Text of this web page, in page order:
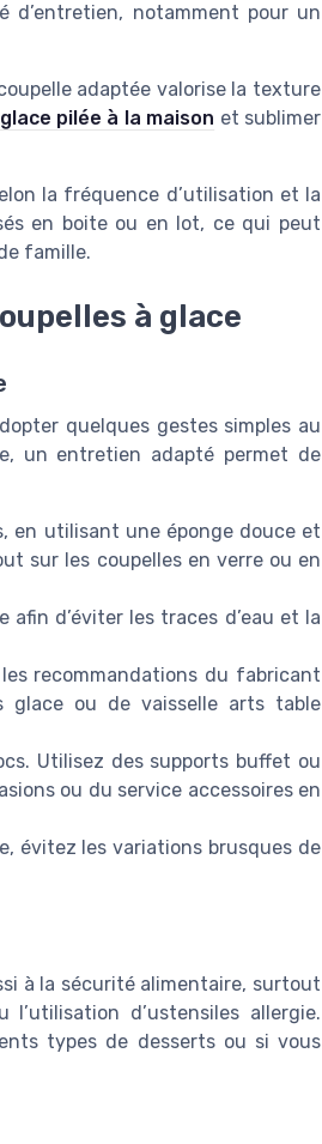
d’entretien, notamment pour un
adaptée valorise la texture
pilée à la maison et sublimer
la fréquence d’utilisation et la
en boite ou en lot, ce qui peut
famille.
à glace
quelques gestes simples au
un entretien adapté permet de
en utilisant une éponge douce et
sur les coupelles en verre ou en
d’éviter les traces d’eau et la
recommandations du fabricant
glace ou de vaisselle arts table
Utilisez des supports buffet ou
ou du service accessoires en
évitez les variations brusques de
à la sécurité alimentaire, surtout
d’ustensiles allergie.
types de desserts ou si vous